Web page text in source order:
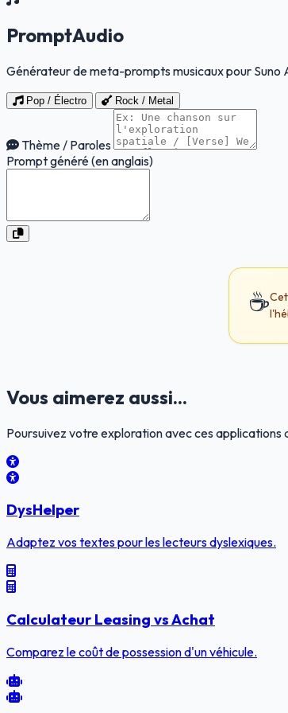
PromptAudio
Générateur de meta-prompts musicaux pour Suno
Pop / Électro Rock / Metal
Thème / Paroles
Prompt généré (en anglais)
☕
Vous aimerez aussi...
Poursuivez votre exploration avec ces applications
DysHelper
Adaptez vos textes pour les lecteurs dyslexiques.
Calculateur Leasing vs Achat
Comparez le coût de possession d'un véhicule.